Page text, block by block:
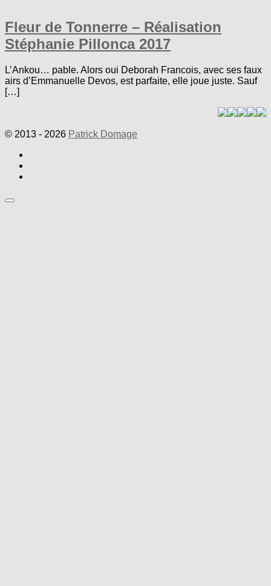
Fleur de Tonnerre – Réalisation
Stéphanie Pillonca 2017
L’Ankou… pable. Alors oui Deborah Francois, avec ses faux
airs d’Emmanuelle Devos, est parfaite, elle joue juste. Sauf
[…]
© 2013 - 2026 Patrick Domage